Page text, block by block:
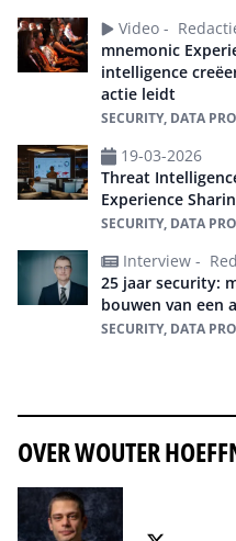
Video -
mnemonic
intelligence
actie leidt
SECURITY, DATA
19-03-2026
Threat
Experience
SECURITY, DATA
Interview -
25 jaar security:
bouwen van een
SECURITY, DATA
OVER WOUTER